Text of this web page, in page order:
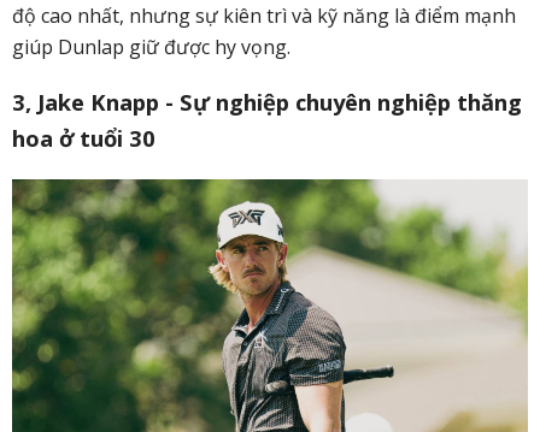
độ cao nhất, nhưng sự kiên trì và kỹ năng là điểm mạnh
giúp Dunlap giữ được hy vọng.
3, Jake Knapp - Sự nghiệp chuyên nghiệp thăng
hoa ở tuổi 30